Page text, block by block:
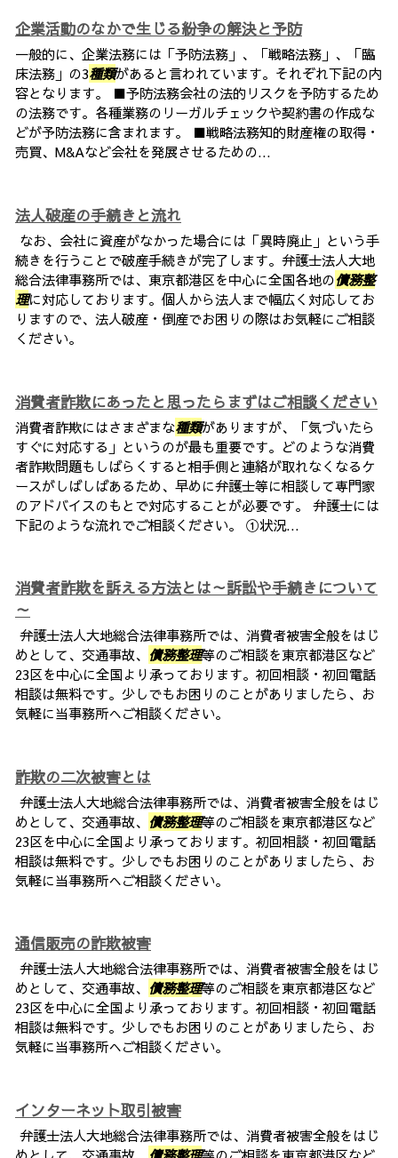
企業活動のなかで生じる紛争の解決と予防
一般的に、企業法務には「予防法務」、「戦略法務」、「臨
床法務」の3種類があると言われています。それぞれ下記の内
容となります。 ■予防法務会社の法的リスクを予防するため
の法務です。各種業務のリーガルチェックや契約書の作成な
どが予防法務に含まれます。 ■戦略法務知的財産権の取得・
売買、M&Aなど会社を発展させるための...
法人破産の手続きと流れ
なお、会社に資産がなかった場合には「異時廃止」という手
続きを行うことで破産手続きが完了します。弁護士法人大地
総合法律事務所では、東京都港区を中心に全国各地の債務整
理に対応しております。個人から法人まで幅広く対応してお
りますので、法人破産・倒産でお困りの際はお気軽にご相談
ください。
消費者詐欺にあったと思ったらまずはご相談ください
消費者詐欺にはさまざまな種類がありますが、「気づいたら
すぐに対応する」というのが最も重要です。どのような消費
者詐欺問題もしばらくすると相手側と連絡が取れなくなるケ
ースがしばしばあるため、早めに弁護士等に相談して専門家
のアドバイスのもとで対応することが必要です。 弁護士には
下記のような流れでご相談ください。 ①状況...
消費者詐欺を訴える方法とは～訴訟や手続きについて
～
弁護士法人大地総合法律事務所では、消費者被害全般をはじ
めとして、交通事故、 債務整理等のご相談を東京都港区など
23区を中心に全国より承っております。初回相談・初回電話
相談は無料です。少しでもお困りのことがありましたら、お
気軽に当事務所へご相談ください。
詐欺の二次被害とは
弁護士法人大地総合法律事務所では、消費者被害全般をはじ
めとして、交通事故、 債務整理等のご相談を東京都港区など
23区を中心に全国より承っております。初回相談・初回電話
相談は無料です。少しでもお困りのことがありましたら、お
気軽に当事務所へご相談ください。
通信販売の詐欺被害
弁護士法人大地総合法律事務所では、消費者被害全般をはじ
めとして、交通事故、 債務整理等のご相談を東京都港区など
23区を中心に全国より承っております。初回相談・初回電話
相談は無料です。少しでもお困りのことがありましたら、お
気軽に当事務所へご相談ください。
インターネット取引被害
弁護士法人大地総合法律事務所では、消費者被害全般をはじ